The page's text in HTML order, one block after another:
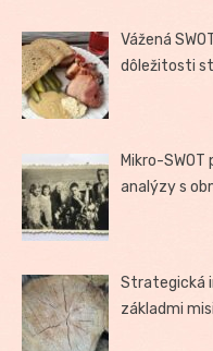
Vážená
dôležitosti
Mikro-
analýzy s
Strategická
základmi